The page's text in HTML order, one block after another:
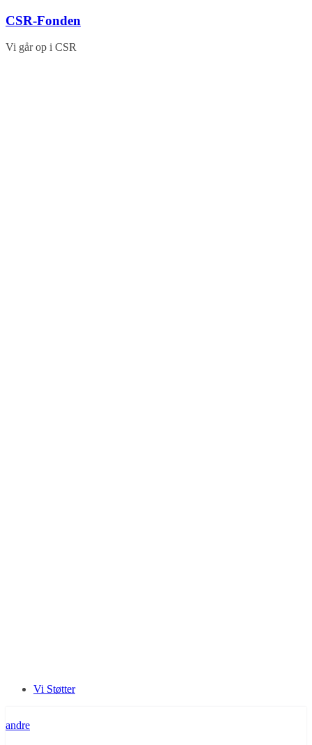
Skip
content
CSR-Fonden
Vi går op i CSR
Vi Støtter
andre